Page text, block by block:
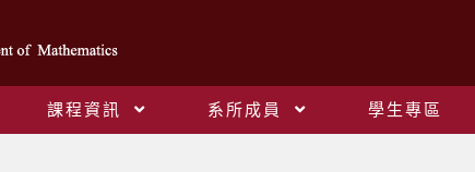
課程資訊 系所成員 學生專區